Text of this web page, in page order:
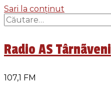
Sari la conținut
Caută
după:
Radio AS Târnãveni
107,1 FM